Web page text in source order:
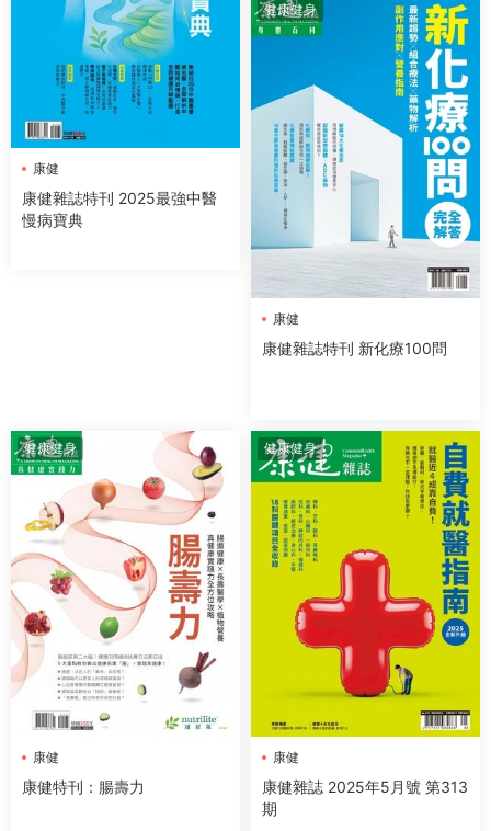
康健
康健雜誌特刊 2025最強中醫
慢病寶典
健康健身
康健
康健雜誌特刊 新化療100問
健康健身
康健
康健特刊：腸壽力
健康健身
康健
康健雜誌 2025年5月號 第313
期